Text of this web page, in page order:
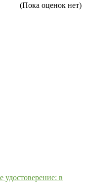
(Пока оценок нет)
удостоверение: в